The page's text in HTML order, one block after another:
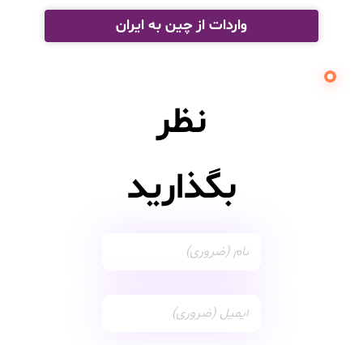
واردات از چین به ایران
نظر
بگذارید